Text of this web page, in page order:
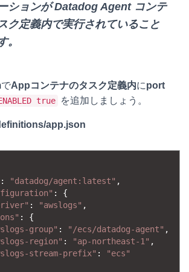
ションが Datadog Agent コンテ
ク定義内で実行されていること
。
でAppコンテナのタスク定義内にport
true を追加しましょう。
app.json
: "datadog/agent:latest" ,
:
{
: "awslogs" ,
:
{
group" : "/ecs/datadog-agent" ,
region" : "ap-northeast-1" ,
stream-prefix" :
"ecs"